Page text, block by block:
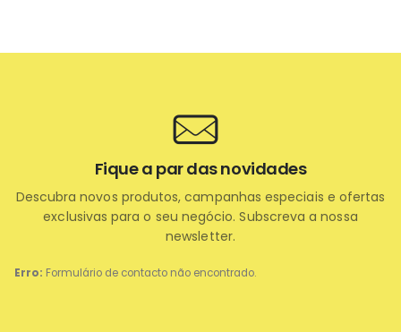
Erro: Formulário de contacto não encontrado.
Fique a par das novidades
Descubra novos produtos, campanhas especiais e ofertas
exclusivas para o seu negócio. Subscreva a nossa
newsletter.